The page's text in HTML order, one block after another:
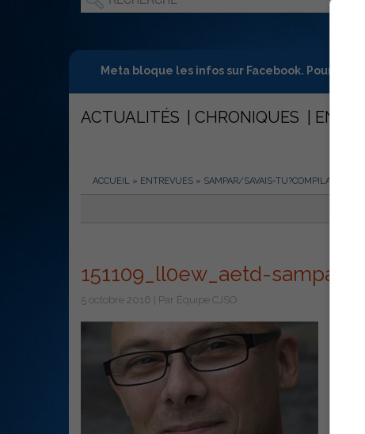
Meta bloque les infos sur Facebook. Pour
ACTUALITÉS CHRONIQUES
ACCUEIL » ENTREVUES » SAMPAR/SAVAIS-TU?COMPILATION
151109_ll0ew_aetd-
5 octobre 2016 | Par Équipe CJSO